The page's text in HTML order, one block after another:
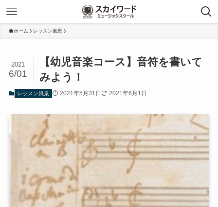
ホーム レッスン風景
【幼児音楽コース】音符を書いて
みよう！
2021
6/01
レッスン風景 2021年5月31日 2021年6月1日